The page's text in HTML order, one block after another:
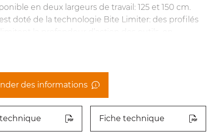
en deux largeurs de travail: 125 et 150 cm.
doté de la technologie Bite Limiter: des profilés
limitent la profondeur d’action des outils, en
la demande de puissance et en garantissant une
et peuvent être aiguisées, ce qui permet de
BL3/EX/VT est doté d’un moteur de 110/60 cc
améliore considérablement les performances en
des informations
Fiche technique